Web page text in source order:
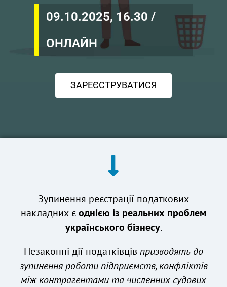
09.10.2025, 16.30 /
ОНЛАЙН
ЗАРЕЄСТРУВАТИСЯ
Зупинення реєстрації податкових
накладних єоднією із реальних проблем
українського бізнесу.
Незаконні дії податківців призводять до
зупинення роботи підприємств, конфліктів
між контрагентами та численних судових